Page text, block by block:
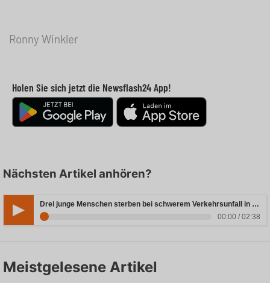
Ronny Winkler
Holen Sie sich jetzt die Newsflash24 App!
Nächsten Artikel anhören?
Drei junge Menschen sterben bei schwerem Verkehrsunfall in Rheinland-Pfalz
00:00 / 02:38
Meistgelesene Artikel